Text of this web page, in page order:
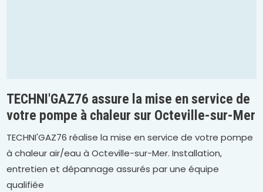
TECHNI'GAZ76 assure la mise en service de
votre pompe à chaleur sur Octeville-sur-Mer
TECHNI'GAZ76 réalise la mise en service de votre pompe
à chaleur air/eau à Octeville-sur-Mer. Installation,
entretien et dépannage assurés par une équipe
qualifiée